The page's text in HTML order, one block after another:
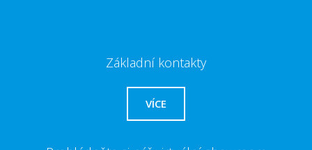
Základní kontakty
VÍCE